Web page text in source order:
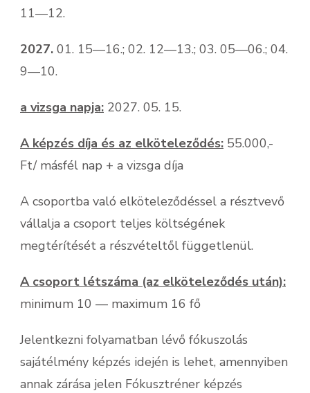
11—12.
2027. 01. 15—16.; 02. 12—13.; 03. 05—06.; 04.
9—10.
a vizsga napja: 2027. 05. 15.
A képzés díja és az elköteleződés: 55.000,-
Ft/ másfél nap + a vizsga díja
A csoportba való elköteleződéssel a résztvevő
vállalja a csoport teljes költségének
megtérítését a részvételtől függetlenül.
A csoport létszáma (az elköteleződés után):
minimum 10 — maximum 16 fő
Jelentkezni folyamatban lévő fókuszolás
sajátélmény képzés idején is lehet, amennyiben
annak zárása jelen Fókusztréner képzés